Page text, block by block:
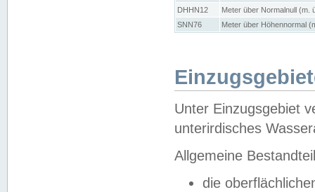
DHHN12
Meter über Normalnull (m.
SNN76
Meter über Höhennormal
Unter Einzugsgebiet
unterirdisches
Allgemeine
die